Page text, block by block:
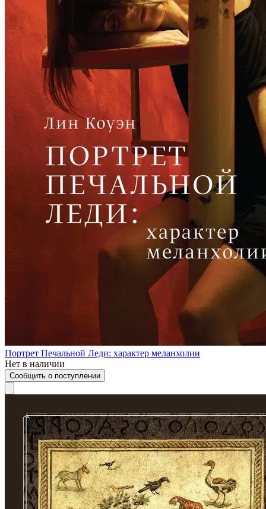
Портрет Печальной Леди: характер меланхолии
Нет в наличии
Сообщить о поступлении